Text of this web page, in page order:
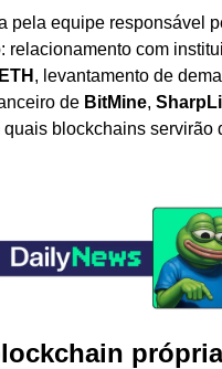
pela equipe responsável
relacionamento com
ETH , levantamento de
de BitMine,
blockchains servirão